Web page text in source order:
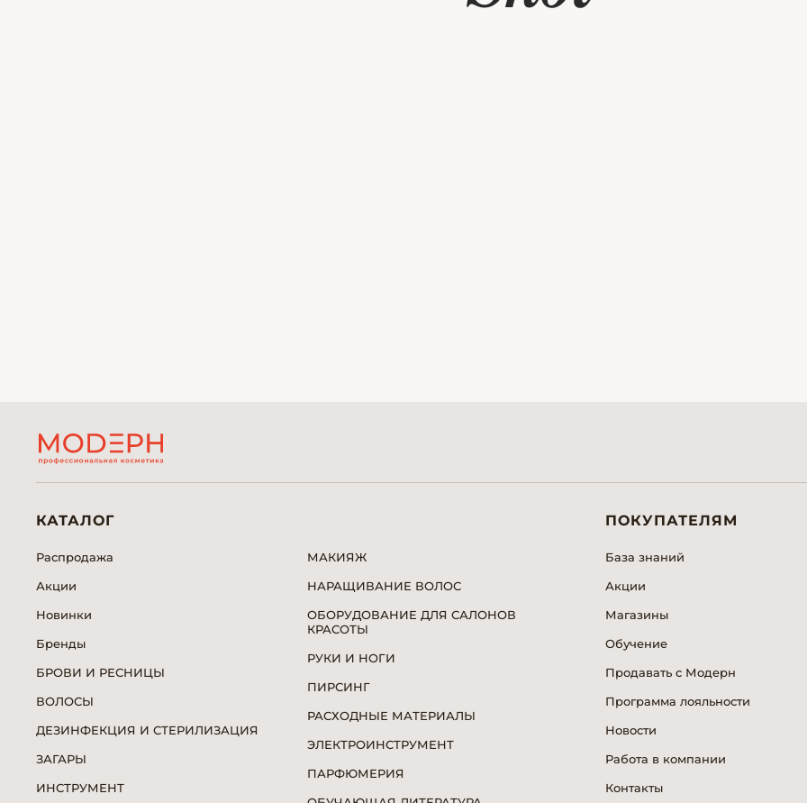
КАТАЛОГ
Распродажа
Акции
Новинки
Бренды
БРОВИ И РЕСНИЦЫ
ВОЛОСЫ
ДЕЗИНФЕКЦИЯ И СТЕРИЛИЗАЦИЯ
ЗАГАРЫ
ИНСТРУМЕНТ
МАКИЯЖ
НАРАЩИВАНИЕ ВОЛОС
ОБОРУДОВАНИЕ ДЛЯ САЛОНОВ
КРАСОТЫ
РУКИ И НОГИ
ПИРСИНГ
РАСХОДНЫЕ МАТЕРИАЛЫ
ЭЛЕКТРОИНСТРУМЕНТ
ПАРФЮМЕРИЯ
ПОКУПАТЕЛЯМ
База знаний
Акции
Магазины
Обучение
Продавать с Модерн
Программа лояльности
Новости
Работа в компании
Контакты